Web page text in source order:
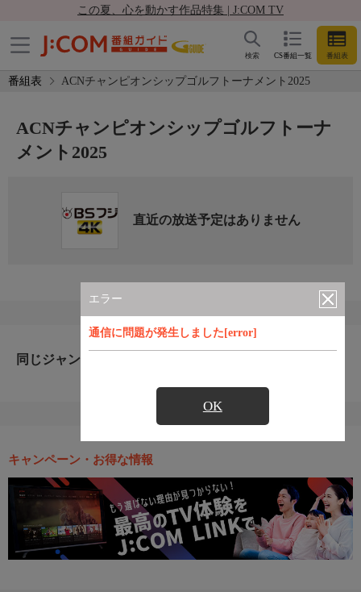
この夏、心を動かす作品特集 | J:COM TV
CS番組一覧 番組表
検索
番組表 ACNチャンピオンシップゴルフトーナメント2025
エラー
通信に問題が発生しました[error]
OK
ACNチャンピオンシップゴルフトーナ
メント2025
直近の放送予定はありません
同じジャンルのおすすめ番組
キャンペーン・お得な情報